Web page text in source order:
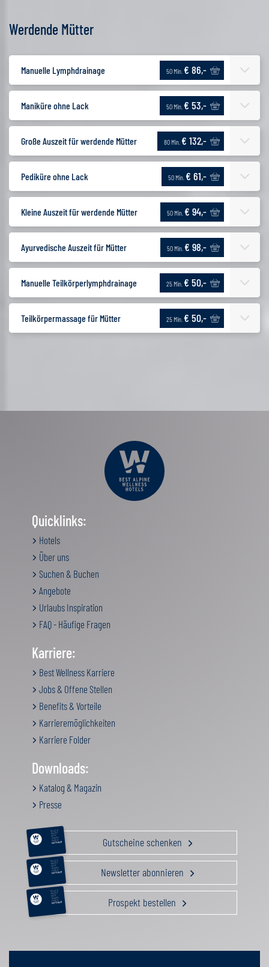
Werdende Mütter
Manuelle Lymphdrainage 50 Min. € 86,-
Maniküre ohne Lack 50 Min. € 53,-
Große Auszeit für werdende Mütter 80 Min. € 132,-
Pediküre ohne Lack 50 Min. € 61,-
Kleine Auszeit für werdende Mütter 50 Min. € 94,-
Ayurvedische Auszeit für Mütter 50 Min. € 98,-
Manuelle Teilkörperlymphdrainage 25 Min. € 50,-
Teilkörpermassage für Mütter 25 Min. € 50,-
Quicklinks:
Hotels
Über uns
Suchen & Buchen
Angebote
Urlaubs Inspiration
FAQ - Häufige Fragen
Karriere:
Best Wellness Karriere
Jobs & Offene Stellen
Benefits & Vorteile
Karrieremöglichkeiten
Karriere Folder
Downloads:
Katalog & Magazin
Presse
RELAX &
BEAUTY
AKTIV
GENUSS
FAMILIE
GUTSCHEIN Gutscheine schenken
RELAX &
BEAUTY
AKTIV
GENUSS
FAMILIE
GUTSCHEIN Newsletter abonnieren
RELAX &
BEAUTY
AKTIV
GENUSS
FAMILIE
GUTSCHEIN Prospekt bestellen